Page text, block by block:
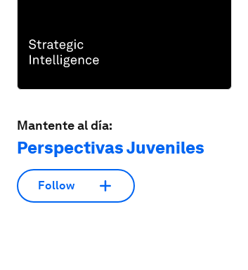
Mantente al día:
Perspectivas Juveniles
Follow